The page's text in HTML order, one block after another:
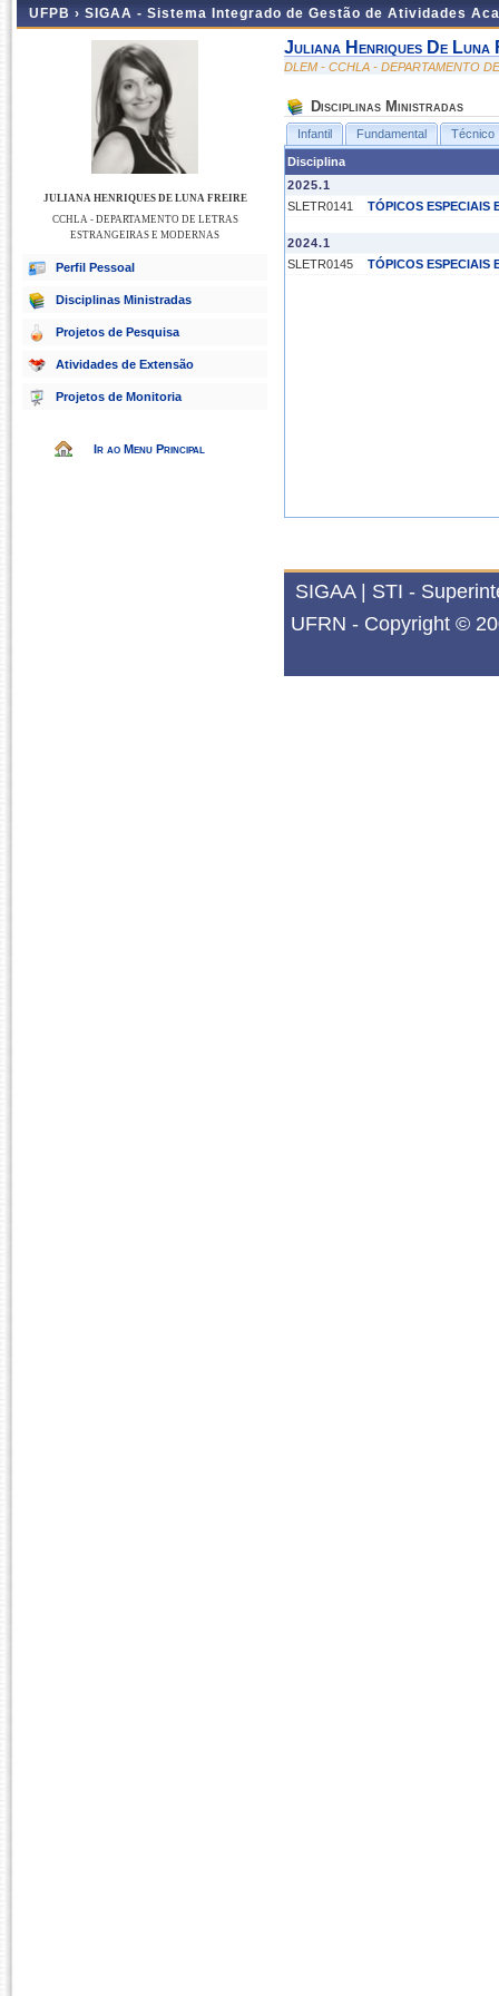
UFPB › SIGAA - Sistema Integrado de Gestão de Atividades
JULIANA HENRIQUES DE LUNA FREIRE
CCHLA - DEPARTAMENTO DE LETRAS
ESTRANGEIRAS E MODERNAS
Perfil Pessoal
Disciplinas Ministradas
Projetos de Pesquisa
Atividades de Extensão
Projetos de Monitoria
Ir ao Menu Principal
Juliana Henriques De Luna
DLEM - CCHLA - DEPARTAMENTO
Disciplinas Ministradas
Infantil Fundamental Técnico
Disciplina
2025.1
SLETR0141
TÓPICOS ESPECIAIS
2024.1
SLETR0145
TÓPICOS ESPECIAIS
SIGAA | STI -
UFRN - Copyright ©